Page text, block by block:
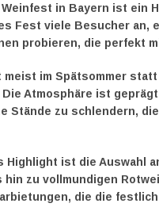
in Bayern ist ein
Fest viele Besucher an,
probieren, die perfekt
im Spätsommer
Atmosphäre ist
Stände zu schlendern,
Highlight ist die Auswahl
hin zu vollmundigen
die die